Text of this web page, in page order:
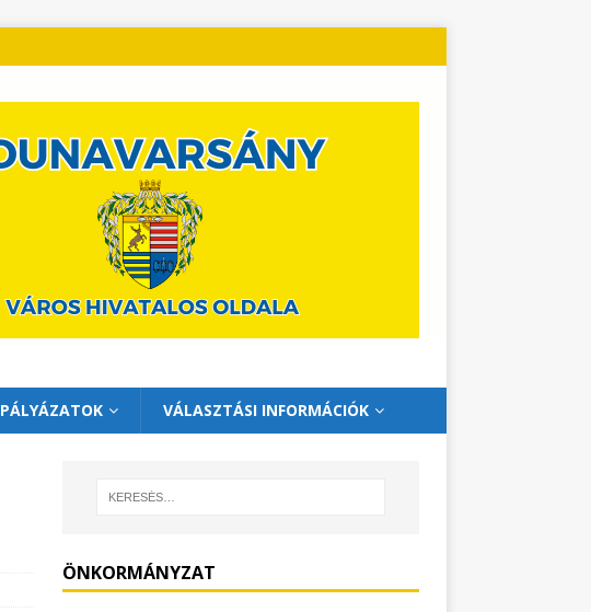
PÁLYÁZATOK VÁLASZTÁSI INFORMÁCIÓK
ÖNKORMÁNYZAT